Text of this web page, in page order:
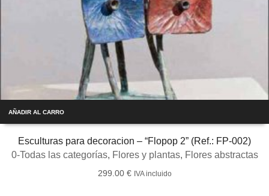
AÑADIR AL CARRO
Esculturas para decoracion – “Flopop 2” (Ref.: FP-002)
0-Todas las categorías, Flores y plantas, Flores abstractas
299.00 € IVA incluido